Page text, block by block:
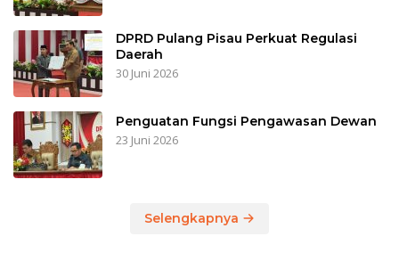
DPRD Pulang Pisau Perkuat Regulasi
Daerah
30 Juni 2026
Penguatan Fungsi Pengawasan Dewan
23 Juni 2026
Selengkapnya